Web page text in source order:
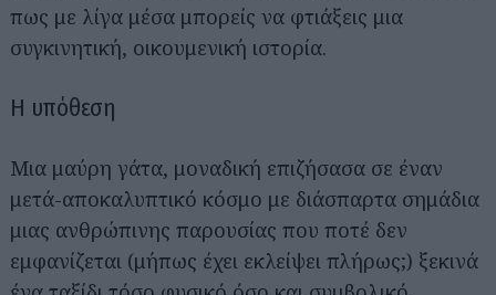
πως με λίγα μέσα μπορείς να φτιάξεις μια
συγκινητική, οικουμενική ιστορία.
Η υπόθεση
Μια μαύρη γάτα, μοναδική επιζήσασα σε έναν
μετά-αποκαλυπτικό κόσμο με διάσπαρτα σημάδια
μιας ανθρώπινης παρουσίας που ποτέ δεν
εμφανίζεται (μήπως έχει εκλείψει πλήρως;) ξεκινά